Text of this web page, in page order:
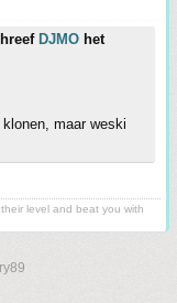
DJMO het
maar weski
level and beat you with